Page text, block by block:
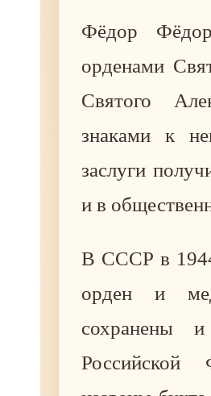
Фёдор
орденами
Святого
знаками к
заслуги
и в
В СССР в
орден и
сохранены
Российской